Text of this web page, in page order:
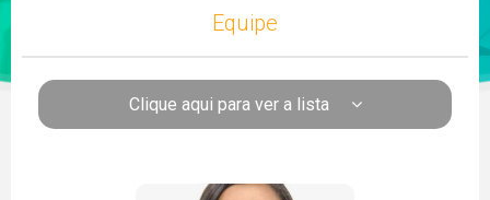
Equipe
Clique aqui para ver a lista
Luiz Carlos de Santana Ribeiro